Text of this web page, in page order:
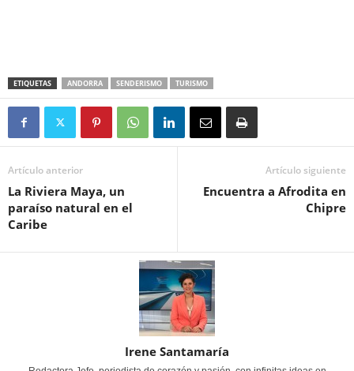
ETIQUETAS ANDORRA SENDERISMO TURISMO
Artículo anterior
La Riviera Maya, un
paraíso natural en el
Caribe
Artículo siguiente
Encuentra a Afrodita en
Chipre
Irene Santamaría